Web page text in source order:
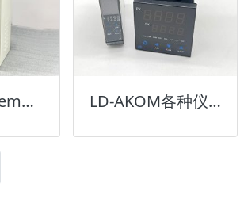
XTemp-System热控系统 LD-AKOM各种仪表